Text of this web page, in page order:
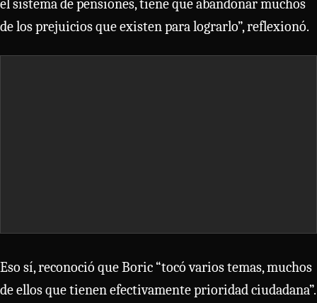
el sistema de pensiones, tiene que abandonar muchos
de los prejuicios que existen para lograrlo”, reflexionó.
Eso sí, reconoció que Boric “tocó varios temas, muchos
de ellos que tienen efectivamente prioridad ciudadana”.